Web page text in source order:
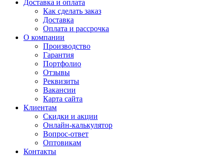
Доставка и оплата
Как сделать заказ
Доставка
Оплата и рассрочка
О компании
Производство
Гарантия
Портфолио
Отзывы
Реквизиты
Вакансии
Карта сайта
Клиентам
Скидки и акции
Онлайн-калькулятор
Вопрос-ответ
Оптовикам
Контакты